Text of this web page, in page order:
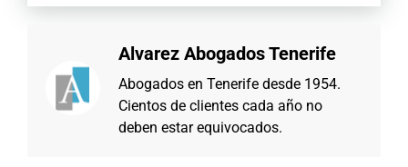
Alvarez Abogados Tenerife
Abogados en Tenerife desde 1954.
Cientos de clientes cada año no
deben estar equivocados.